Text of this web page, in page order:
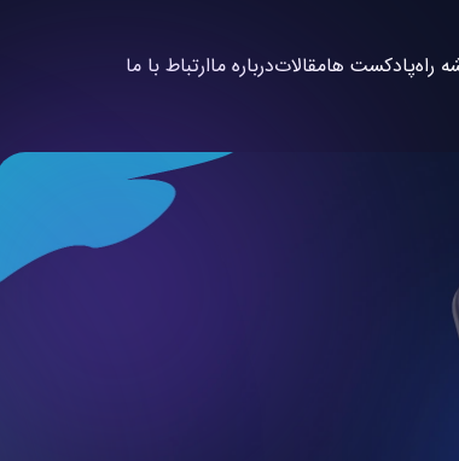
راهپادکست هامقالاتدرباره ماارتباط با ما